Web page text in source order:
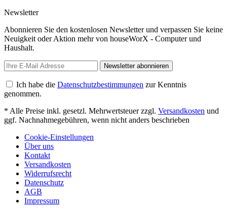
Newsletter
Abonnieren Sie den kostenlosen Newsletter und verpassen Sie keine
Neuigkeit oder Aktion mehr von houseWorX - Computer und
Haushalt.
Newsletter abonnieren
Ich habe die Datenschutzbestimmungen zur Kenntnis
genommen.
* Alle Preise inkl. gesetzl. Mehrwertsteuer zzgl. Versandkosten und
ggf. Nachnahmegebühren, wenn nicht anders beschrieben
Cookie-Einstellungen
Über uns
Kontakt
Versandkosten
Widerrufsrecht
Datenschutz
AGB
Impressum